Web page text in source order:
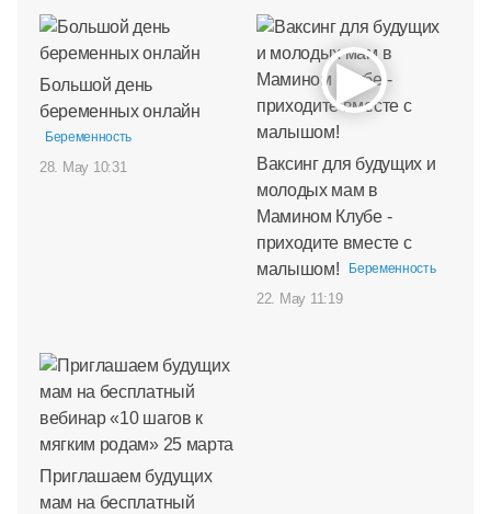
Большой день
беременных онлайн
Беременность
28. May 10:31
Ваксинг для будущих и
молодых мам в
Мамином Клубе -
приходите вместе с
малышом!
Беременность
22. May 11:19
Приглашаем будущих
мам на бесплатный